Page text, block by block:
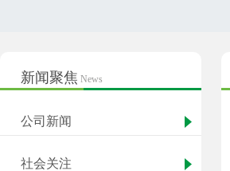
新闻聚焦 News
公司新闻
社会关注